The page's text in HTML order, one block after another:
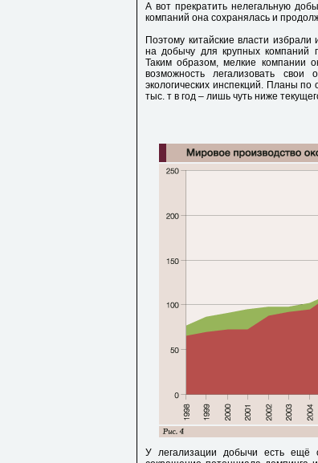
А вот прекратить нелегальную
компаний она сохранялась и
Поэтому китайские власти
на добычу для крупных компаний
Таким образом, мелкие компании
возможность легализовать
экологических инспекций. Планы
тыс. т в год – лишь чуть ниже
У легализации добычи есть ещё